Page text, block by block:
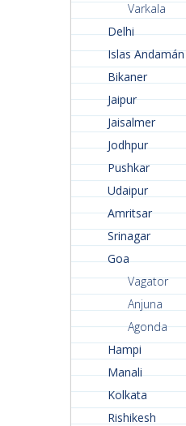
Varkala
Delhi
Islas Andamán
Bikaner
Jaipur
Jaisalmer
Jodhpur
Pushkar
Udaipur
Amritsar
Srinagar
Goa
Vagator
Anjuna
Agonda
Hampi
Manali
Kolkata
Rishikesh